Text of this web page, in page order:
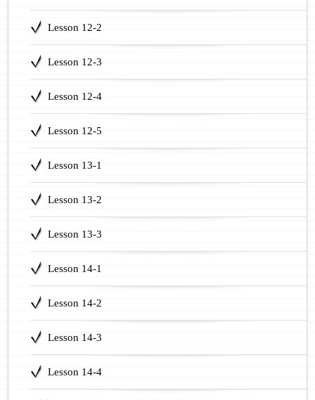
Lesson 12-2
Lesson 12-3
Lesson 12-4
Lesson 12-5
Lesson 13-1
Lesson 13-2
Lesson 13-3
Lesson 14-1
Lesson 14-2
Lesson 14-3
Lesson 14-4